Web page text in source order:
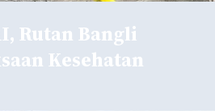
Rutan Bangli
Kesehatan